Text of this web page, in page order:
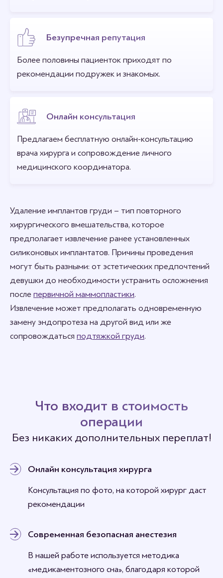
Безупречная репутация
Более половины пациенток приходят по
рекомендации подружек и знакомых.
Онлайн консультация
Предлагаем бесплатную онлайн-консультацию
врача хирурга и сопровождение личного
медицинского координатора.
Удаление имплантов груди – тип повторного
хирургического вмешательства, которое
предполагает извлечение ранее установленных
силиконовых имплантатов. Причины проведения
могут быть разными: от эстетических предпочтений
девушки до необходимости устранить осложнения
после первичной маммопластики.
Извлечение может предполагать одновременную
замену эндопротеза на другой вид или же
сопровождаться подтяжкой груди.
Что входит в стоимость
операции
Без никаких дополнительных переплат!
Онлайн консультация хирурга
Консультация по фото, на которой хирург даст
рекомендации
Современная безопасная анестезия
В нашей работе используется методика
«медикаментозного сна», благодаря которой